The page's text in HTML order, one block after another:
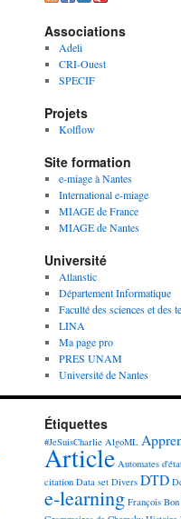
Associations
Adeli
CRI-Ouest
SPECIF
Projets
Kolflow
Site formation
e-miage à Nantes
International e-miage
MIAGE de France
MIAGE de Nantes
Université
Atlanstic
Département Informatique
Faculté des sciences et des
LINA
Ma page pro
PRES UNAM
Université de Nantes
Étiquettes
#JeSuisCharlie AlgoML
Article Automates
citation Data set Divers DTD
e-learning François Bon